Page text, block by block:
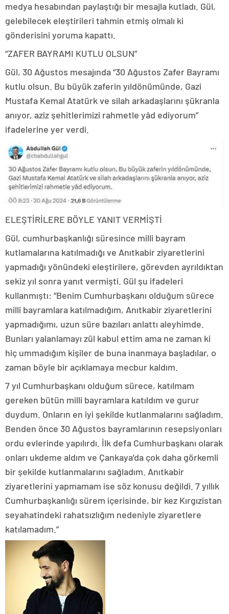
medya hesabından paylaştığı bir mesajla kutladı. Gül,
gelebilecek eleştirileri tahmin etmiş olmalı ki
gönderisini yoruma kapattı.
“ZAFER BAYRAMI KUTLU OLSUN”
Gül, 30 Ağustos mesajında “30 Ağustos Zafer Bayramı
kutlu olsun. Bu büyük zaferin yıldönümünde, Gazi
Mustafa Kemal Atatürk ve silah arkadaşlarını şükranla
anıyor, aziz şehitlerimizi rahmetle yâd ediyorum”
ifadelerine yer verdi.
ELEŞTİRİLERE BÖYLE YANIT VERMİŞTİ
Gül, cumhurbaşkanlığı süresince milli bayram
kutlamalarına katılmadığı ve Anıtkabir ziyaretlerini
yapmadığı yönündeki eleştirilere, görevden ayrıldıktan
sekiz yıl sonra yanıt vermişti. Gül şu ifadeleri
kullanmıştı: “Benim Cumhurbaşkanı olduğum sürece
milli bayramlara katılmadığım, Anıtkabir ziyaretlerini
yapmadığımı, uzun süre bazıları anlattı aleyhimde.
Bunları yalanlamayı zül kabul ettim ama ne zaman ki
hiç ummadığım kişiler de buna inanmaya başladılar, o
zaman böyle bir açıklamaya mecbur kaldım.
7 yıl Cumhurbaşkanı olduğum sürece, katılmam
gereken bütün milli bayramlara katıldım ve gurur
duydum. Onların en iyi şekilde kutlanmalarını sağladım.
Benden önce 30 Ağustos bayramlarının resepsiyonları
ordu evlerinde yapılırdı. İlk defa Cumhurbaşkanı olarak
onları ukdeme aldım ve Çankaya’da çok daha görkemli
bir şekilde kutlanmalarını sağladım. Anıtkabir
ziyaretlerini yapmamam ise söz konusu değildi. 7 yıllık
Cumhurbaşkanlığı sürem içerisinde, bir kez Kırgızistan
seyahatindeki rahatsızlığım nedeniyle ziyaretlere
katılamadım.”